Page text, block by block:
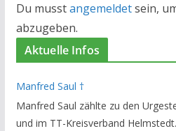
Du musstangemeldetsein,
abzugeben.
Aktuelle Infos
Manfred Saul †
Manfred Saul zählte zu den
und im TT-Kreisverband